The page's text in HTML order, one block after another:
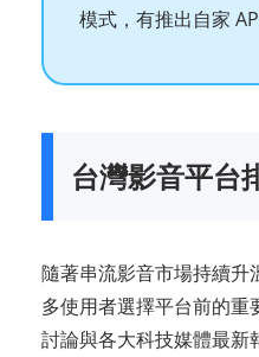
模式，有推出自家
台灣影音平台
隨著串流影音市場持續升
多使用者選擇平台前的重
討論與各大科技媒體最新